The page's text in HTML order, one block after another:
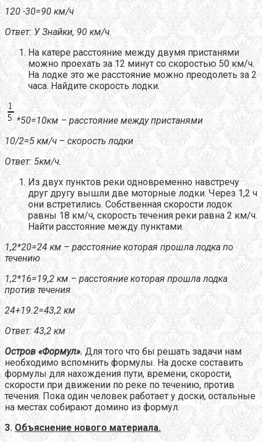
120 -30=90 км/ч
Ответ: У Знайки, 90 км/ч.
На катере расстояние между двумя пристанями
можно проехать за 12 минут со скоростью 50 км/ч.
На лодке это же расстояние можно преодолеть за 2
часа. Найдите скорость лодки.
*50=10км – расстояние между пристанями
10/2=5 км/ч – скорость лодки
Ответ: 5км/ч.
Из двух пунктов реки одновременно навстречу
друг другу вышли две моторные лодки. Через 1,2 ч
они встретились. Собственная скорости лодок
равны 18 км/ч, скорость течения реки равна 2 км/ч.
Найти расстояние между пунктами.
1,2*20=24 км – расстояние которая прошла лодка по
течению
1,2*16=19,2 км – расстояние которая прошла лодка
против течения
24+19.2=43,2 км
Ответ: 43,2 км
Остров «Формул». Для того что бы решать задачи нам
необходимо вспомнить формулы. На доске составить
формулы для нахождения пути, времени, скорости,
скорости при движении по реке по течению, против
течения. Пока один человек работает у доски, остальные
на местах собирают домино из формул.
3. Объяснение нового материала.